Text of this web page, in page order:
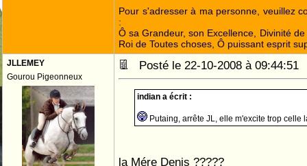
Pour s'adresser à ma personne, veuillez
:
Ô sa Grandeur, son Excellence, Divinité
Roi de Toutes choses, Ô puissant esprit
JLLEMEY
Gourou Pigeonneux
Posté le 22-10-2008 à
indian a écrit :
Putaing, arrête JL, elle m'excite trop celle
la Mére Denis ?????